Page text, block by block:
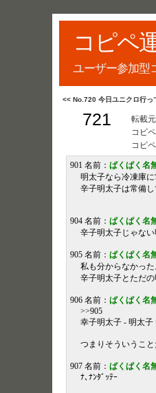
コピペ
ユーザー参加型
<< No.720 今日ユニクロ行っ
721 転載
コピ
コピ
901 名前： ぱくぱく名
明太子なら冷凍庫に
辛子明太子は常備し
904 名前： ぱくぱく名
辛子明太子じゃな
905 名前： ぱくぱく名
私も分からなかった
辛子明太子とただ
906 名前： ぱくぱく名
>>905
幸子明太子 - 明太子
つまりそういうこ
907 名前： ぱくぱく名
ﾅ､ﾅﾝﾀﾞｯﾃｰ